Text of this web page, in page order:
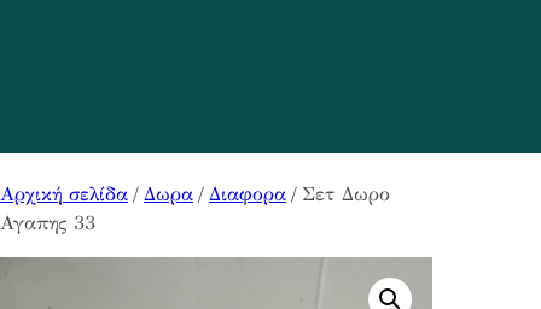
Αρχική σελίδα / Δωρα / Διαφορα / Σετ Δωρο
Αγαπης 33